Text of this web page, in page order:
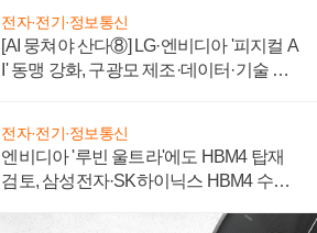
전자·전기·정보통신
[AI 뭉쳐야 산다⑧] LG·엔비디아 '피지컬 A
I' 동맹 강화, 구광모 제조·데이터·기술 결
전자·전기·정보통신
엔비디아 '루빈 울트라'에도 HBM4 탑재
검토, 삼성전자·SK하이닉스 HBM4 수율